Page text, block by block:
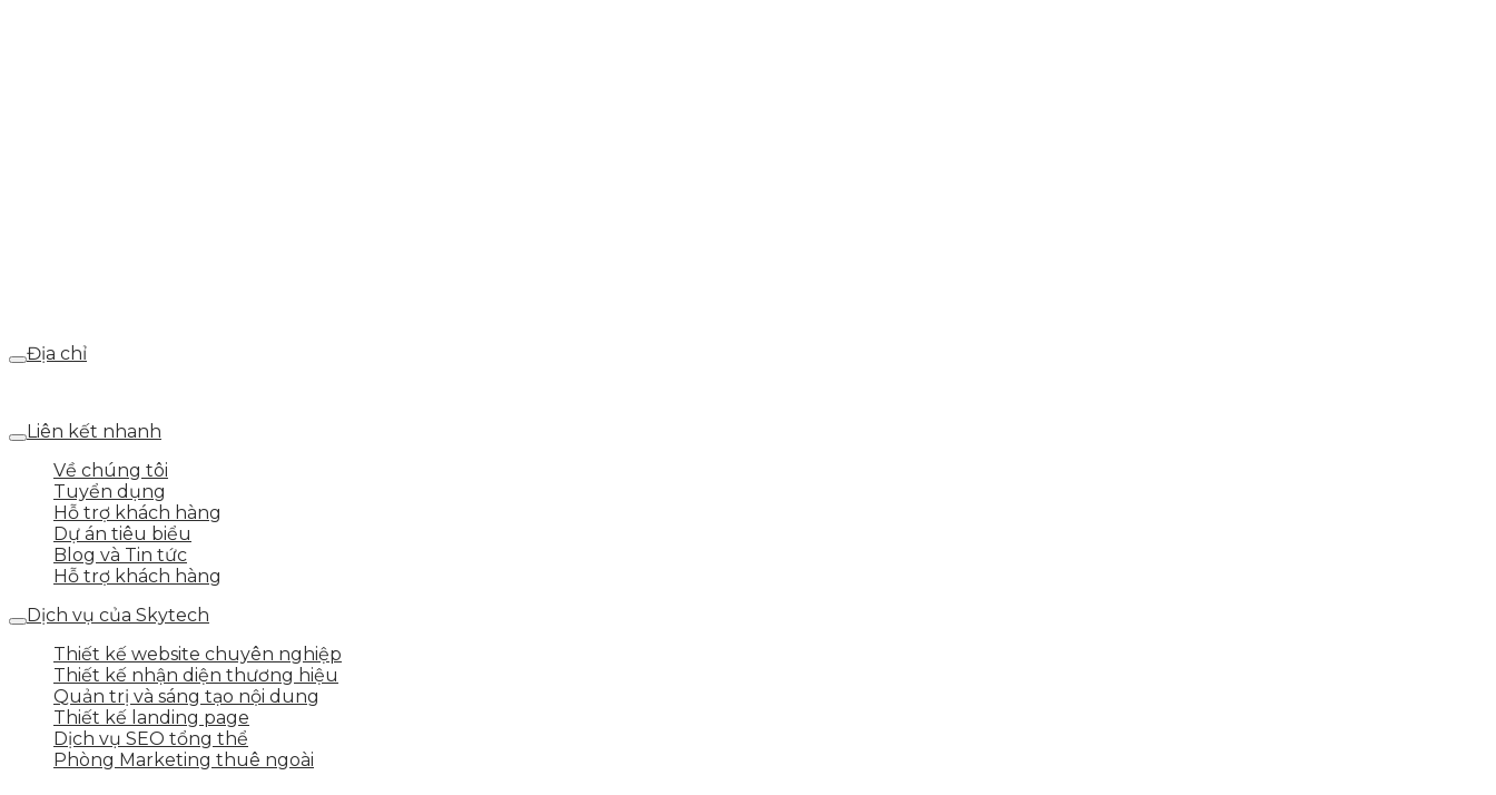
Địa chỉ
Liên kết nhanh
Về chúng tôi
Tuyển dụng
Hỗ trợ khách hàng
Dự án tiêu biểu
Blog và Tin tức
Hỗ trợ khách hàng
Dịch vụ của Skytech
Thiết kế website chuyên nghiệp
Thiết kế nhận diện thương hiệu
Quản trị và sáng tạo nội dung
Thiết kế landing page
Dịch vụ SEO tổng thể
Phòng Marketing thuê ngoài